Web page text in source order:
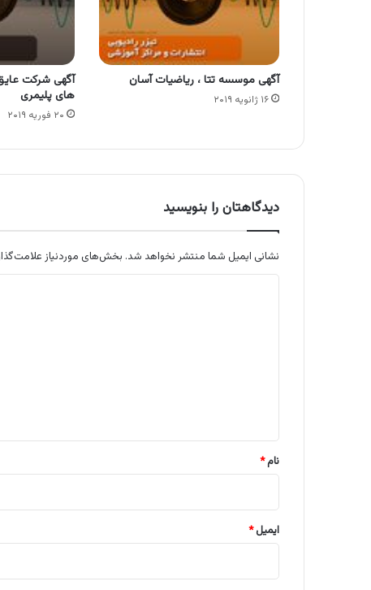
آگهی موسسه تتا ، ریاضیات آسان
۱۶ ژانویه ۲۰۱۹
آگهی شرکت
های پلیمری
۲۰ فوریه ۲۰۱۹
دیدگاهتان را بنویسید
نشانی ایمیل شما منتشر نخواهد شد. بخش‌های موردنیاز
نام*
ایمیل*